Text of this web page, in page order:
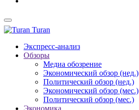
Turan
Экспресс-анализ
Обзоры
Медиа обозрение
Экономический обзор (нед.)
Политический обзор (нед.)
Экономический обзор (мес.)
Политический обзор (мес.)
Экономика